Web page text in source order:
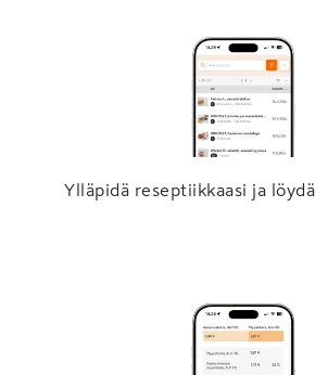
Ylläpidä reseptiikkaasi ja